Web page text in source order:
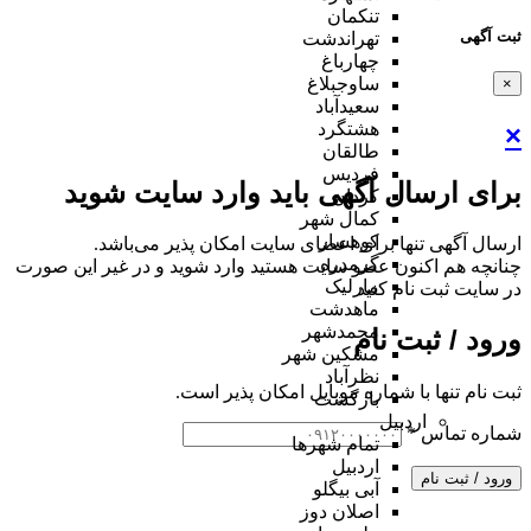
ثبت آگهی
×
×
برای ارسال آگهی باید وارد سایت شوید
ارسال آگهی تنها برای اعضای سایت امکان پذیر می‌باشد.
چنانچه هم‌ اکنون عضو سایت هستید وارد شوید و در غیر این صورت
در سایت ثبت نام کنید
ورود / ثبت نام
ثبت نام تنها با شماره موبایل امکان پذیر است.
شماره تماس*
ورود / ثبت نام
تنکمان
تهراندشت
چهارباغ
ساوجبلاغ
سعیدآباد
هشتگرد
طالقان
فردیس
کردان
کمال شهر
کوهسار
گرمدره
مارلیک
ماهدشت
محمدشهر
مشکین شهر
نظرآباد
بازگشت
اردبیل
تمام شهر‌ها
اردبیل
آبی بیگلو
اصلان دوز